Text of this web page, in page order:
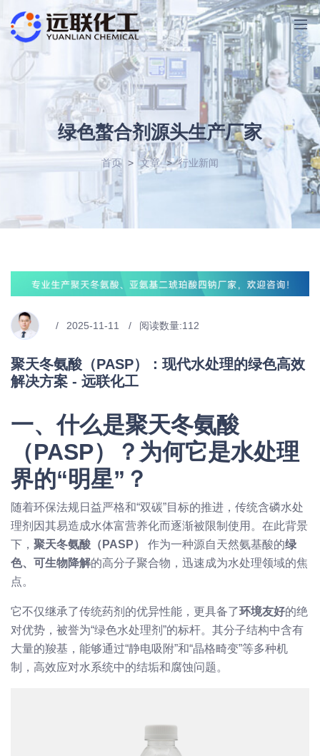
绿色螯合剂源头生产厂家
首页 > 文章 > 行业新闻
2025-11-11 阅读数量:112
聚天冬氨酸（PASP）：现代水处理的绿色高效
解决方案 - 远联化工
一、什么是聚天冬氨酸
（PASP）？为何它是水处理
界的“明星”？
随着环保法规日益严格和“双碳”目标的推进，传统含磷水处
理剂因其易造成水体富营养化而逐渐被限制使用。在此背景
下， 聚天冬氨酸（PASP） 作为一种源自天然氨基酸的绿
色、可生物降解的高分子聚合物，迅速成为水处理领域的焦
点。
它不仅继承了传统药剂的优异性能，更具备了环境友好的绝
对优势，被誉为“绿色水处理剂”的标杆。其分子结构中含有
大量的羧基，能够通过“静电吸附”和“晶格畸变”等多种机
制，高效应对水系统中的结垢和腐蚀问题。